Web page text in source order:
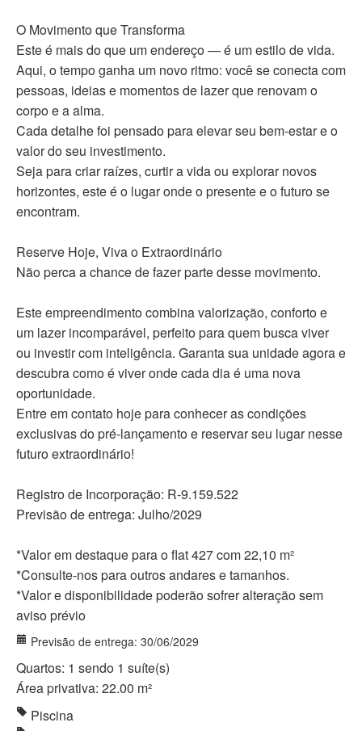
O Movimento que Transforma
Este é mais do que um endereço — é um estilo de vida.
Aqui, o tempo ganha um novo ritmo: você se conecta com
pessoas, ideias e momentos de lazer que renovam o
corpo e a alma.
Cada detalhe foi pensado para elevar seu bem-estar e o
valor do seu investimento.
Seja para criar raízes, curtir a vida ou explorar novos
horizontes, este é o lugar onde o presente e o futuro se
encontram.
Reserve Hoje, Viva o Extraordinário
Não perca a chance de fazer parte desse movimento.
Este empreendimento combina valorização, conforto e
um lazer incomparável, perfeito para quem busca viver
ou investir com inteligência. Garanta sua unidade agora e
descubra como é viver onde cada dia é uma nova
oportunidade.
Entre em contato hoje para conhecer as condições
exclusivas do pré-lançamento e reservar seu lugar nesse
futuro extraordinário!
Registro de Incorporação: R-9.159.522
Previsão de entrega: Julho/2029
*Valor em destaque para o flat 427 com 22,10 m²
*Consulte-nos para outros andares e tamanhos.
*Valor e disponibilidade poderão sofrer alteração sem
aviso prévio
Previsão de entrega: 30/06/2029
Quartos: 1 sendo 1 suíte(s)
Área privativa: 22.00 m²
Piscina